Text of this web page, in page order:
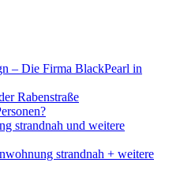
– Die Firma BlackPearl in
Rabenstraße
strandnah und weitere
strandnah + weitere